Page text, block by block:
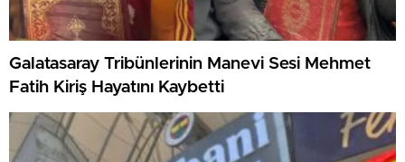
Galatasaray Tribünlerinin Manevi Sesi Mehmet
Fatih Kiriş Hayatını Kaybetti